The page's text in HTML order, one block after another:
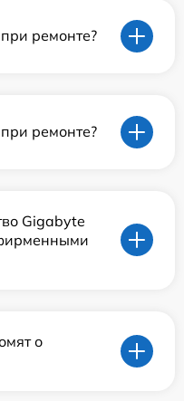
ремонте?
ремонте?
Gigabyte
о